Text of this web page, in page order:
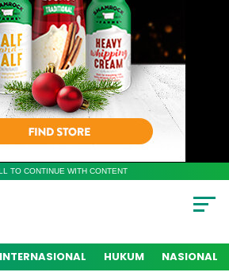
TO CONTINUE WITH CONTENT
INTERNASIONAL HUKUM NASIONAL